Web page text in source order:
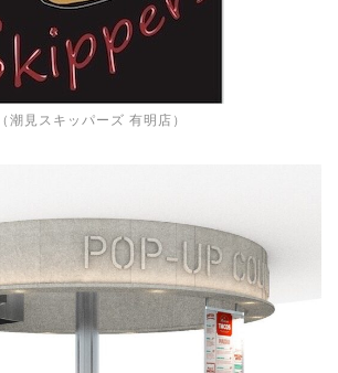
（潮見スキッパーズ 有明店）